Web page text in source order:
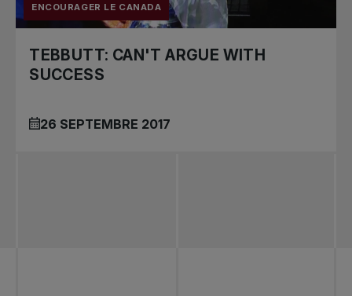
ENCOURAGER LE CANADA
TEBBUTT: CAN'T ARGUE WITH
SUCCESS
26 SEPTEMBRE 2017